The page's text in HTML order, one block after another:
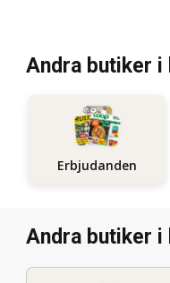
Andra butiker i
Erbjudanden
Andra butiker i